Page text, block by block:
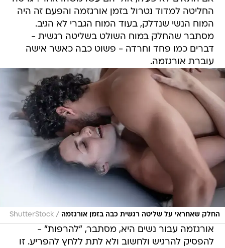
החליטה למדוד נטרול בזמן אורגזמה והפעם זה היה
המוח הנשי שנדלק, בעוד המוח הגברי לא הגיב.
מסתבר שהחלק במוח השולט בשליטה רגשית -
דברים כמו פחד וחרדה - פשוט כבה כאשר אישה
עוברת אורגזמה.
החלק שאחראי על שליטה רגשית כבה בזמן אורגזמה /
ShutterStock
אורגזמה עבור נשים היא, מסתבר, "להרפות" -
להפסיק להרגיש ולחשוב ולא לתת ללחץ להפריע. זו